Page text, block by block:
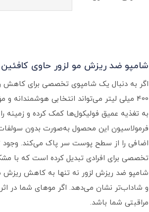
شامپو ضد ریزش مو لزور حاوی
اگر به‌ دنبال یک شامپوی تخصصی برای
400 میلی‌ لیتر می‌تواند انتخابی
به تغذیه عمیق فولیکول‌ها کمک کرده و زمینه
فرمولاسیون این محصول به‌صورت بدون
تخصصی برای افرادی تبدیل کرده است که با
شامپو ضد ریزش لزور نه‌ تنها به کاهش ریزش
و شاداب‌تر نشان می‌دهد. اگر موهای شما در
مراقبتی شما باشد.